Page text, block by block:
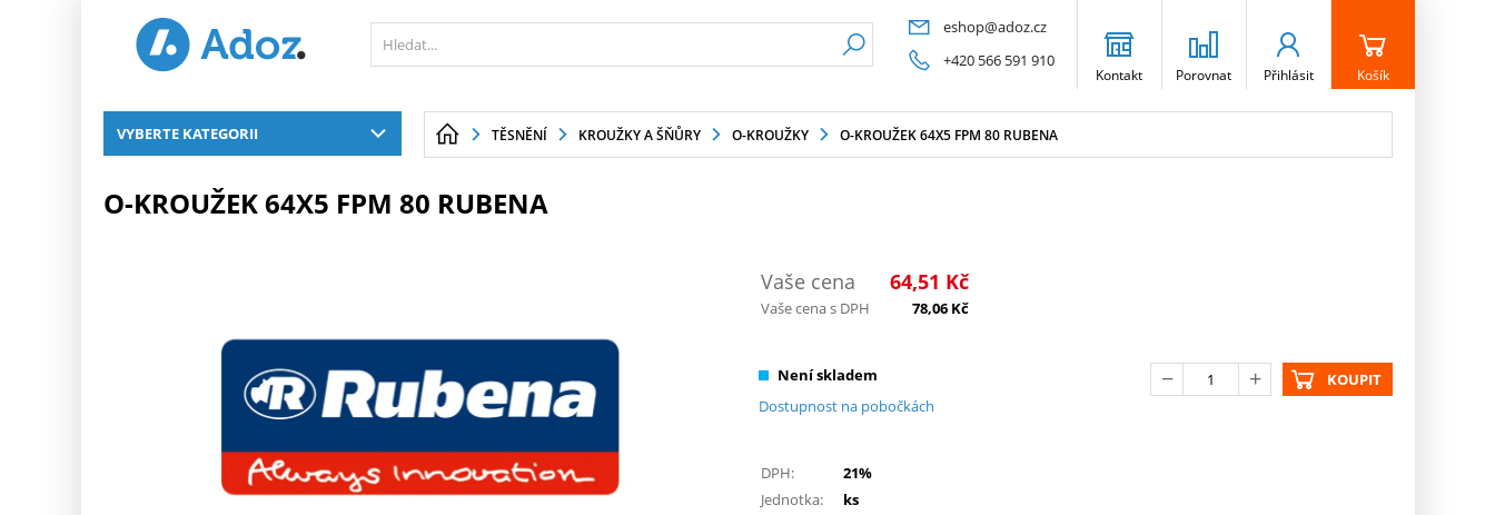
eshop@adoz.cz
+420 566 591 910
Kontakt Porovnat Přihlásit Košík
VYBERTE KATEGORII TĚSNĚNÍ KROUŽKY A ŠŇŮRY O-KROUŽKY O-KROUŽEK 64X5 FPM 80 RUBENA
O-KROUŽEK 64X5 FPM 80 RUBENA
Vaše cena 64,51 Kč
Vaše cena s DPH 78,06 Kč
Není skladem
Dostupnost na pobočkách
KOUPIT
DPH:
21%
Jednotka:
ks